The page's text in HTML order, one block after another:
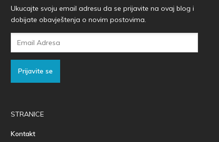
Ukucajte svoju email adresu da se prijavite na ovaj blog i
dobijate obavještenja o novim postovima.
Prijavite se
STRANICE
Kontakt